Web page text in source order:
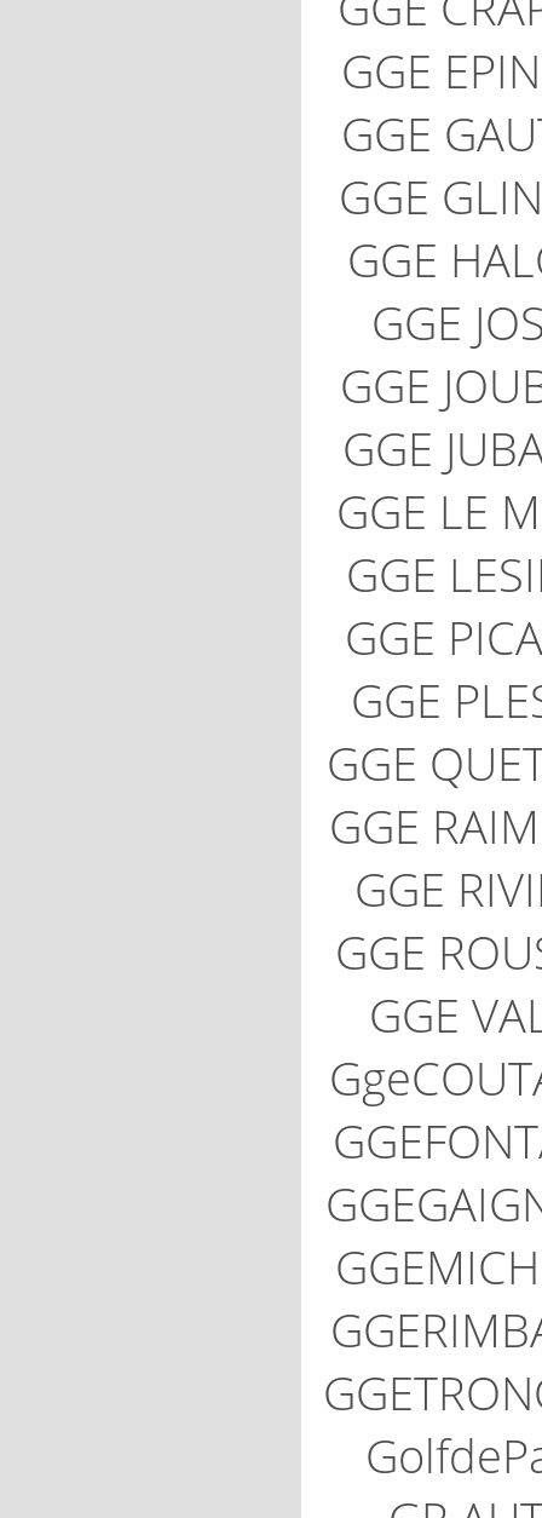
GGE
GGE
GGE
GGE
GGE
GGE
GGE
GGE LE
GGE
GGE
GGE
GGE
GGE
GGE
GGE
GGE